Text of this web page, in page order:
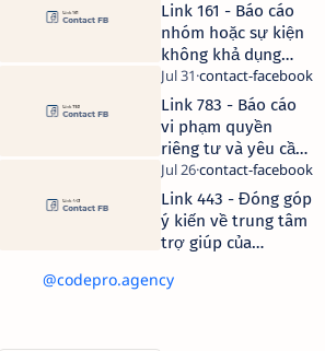
Link 161 - Báo cáo
nhóm hoặc sự kiện
không khả dụng
trên Facebook
Link 783 - Báo cáo
vi phạm quyền
riêng tư và yêu cầu
gỡ video trên
Facebook
Link 443 - Đóng góp
ý kiến về trung tâm
trợ giúp của
@codepro.agency